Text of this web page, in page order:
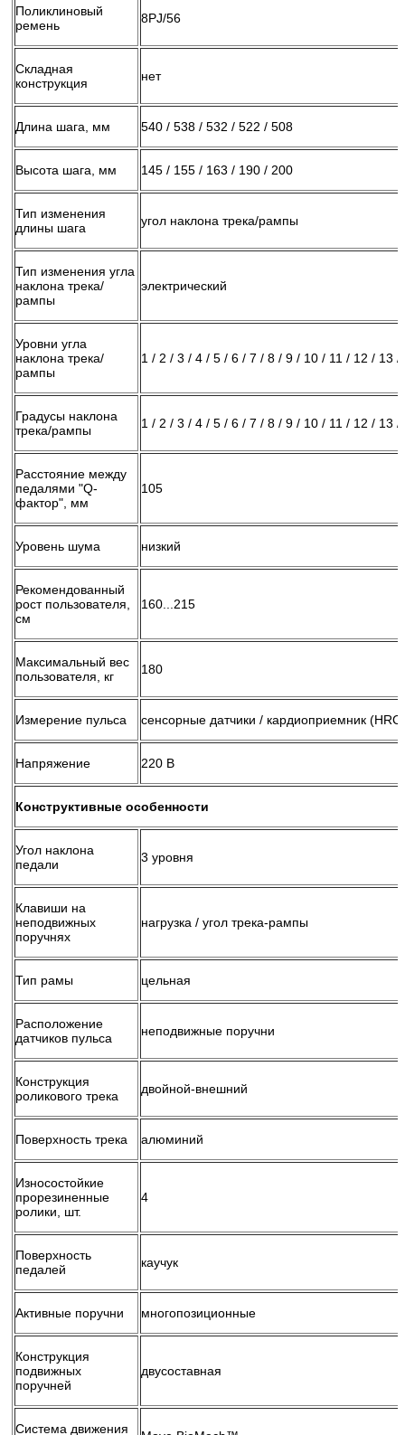
Поликлиновый
ремень
8PJ/56
Складная
конструкция
нет
Длина шага, мм 540 / 538 / 532 / 522 / 508
Высота шага, мм 145 / 155 / 163 / 190 / 200
Тип изменения
длины шага
угол наклона трека/рампы
Тип изменения угла
наклона трека/
рампы
электрический
Уровни угла
наклона трека/
рампы
1 / 2 / 3 / 4 / 5 / 6 / 7 / 8 / 9 / 10 / 11 / 12 / 13
Градусы наклона
трека/рампы
1 / 2 / 3 / 4 / 5 / 6 / 7 / 8 / 9 / 10 / 11 / 12 / 13
Расстояние между
педалями "Q-
фактор", мм
105
Уровень шума низкий
Рекомендованный
рост пользователя,
см
160...215
Максимальный вес
пользователя, кг
180
Измерение пульса сенсорные датчики / кардиоприемник (HRC)
Напряжение 220 В
Конструктивные особенности
Угол наклона
педали
3 уровня
Клавиши на
неподвижных
поручнях
нагрузка / угол трека-рампы
Тип рамы цельная
Расположение
датчиков пульса
неподвижные поручни
Конструкция
роликового трека
двойной-внешний
Поверхность трека алюминий
Износостойкие
прорезиненные
ролики, шт.
4
Поверхность
педалей
каучук
Активные поручни многопозиционные
Конструкция
подвижных
поручней
двусоставная
Система движения